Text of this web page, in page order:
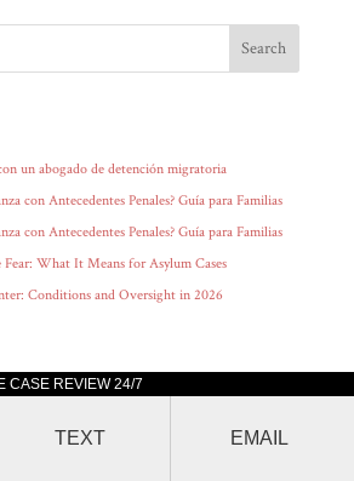
CASE REVIEW 24/7
TEXT EMAIL
un abogado de detención migratoria
con Antecedentes Penales? Guía para Familias
con Antecedentes Penales? Guía para Familias
What It Means for Asylum Cases
Conditions and Oversight in 2026
CA 90012.